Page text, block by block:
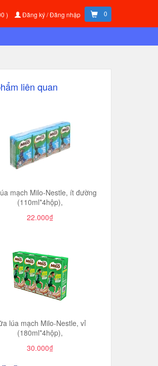
) Đăng ký / Đăng nhập 0
liên quan
mạch Milo-Nestle, ít đường
(110ml*4hộp),
22.000₫
lúa mạch Milo-Nestle, vỉ
(180ml*4hộp),
30.000₫